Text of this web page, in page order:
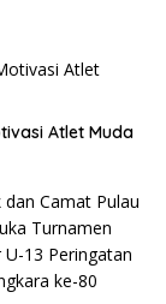
Atlet Muda